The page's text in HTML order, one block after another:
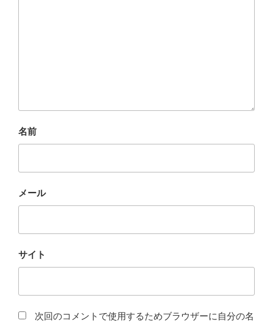
名前
メール
サイト
次回のコメントで使用するためブラウザーに自分の名